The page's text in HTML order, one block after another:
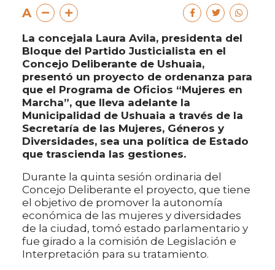
A
La concejala Laura Avila, presidenta del
Bloque del Partido Justicialista en el
Concejo Deliberante de Ushuaia,
presentó un proyecto de ordenanza para
que el Programa de Oficios “Mujeres en
Marcha”, que lleva adelante la
Municipalidad de Ushuaia a través de la
Secretaría de las Mujeres, Géneros y
Diversidades, sea una política de Estado
que trascienda las gestiones.
Durante la quinta sesión ordinaria del
Concejo Deliberante el proyecto, que tiene
el objetivo de promover la autonomía
económica de las mujeres y diversidades
de la ciudad, tomó estado parlamentario y
fue girado a la comisión de Legislación e
Interpretación para su tratamiento.